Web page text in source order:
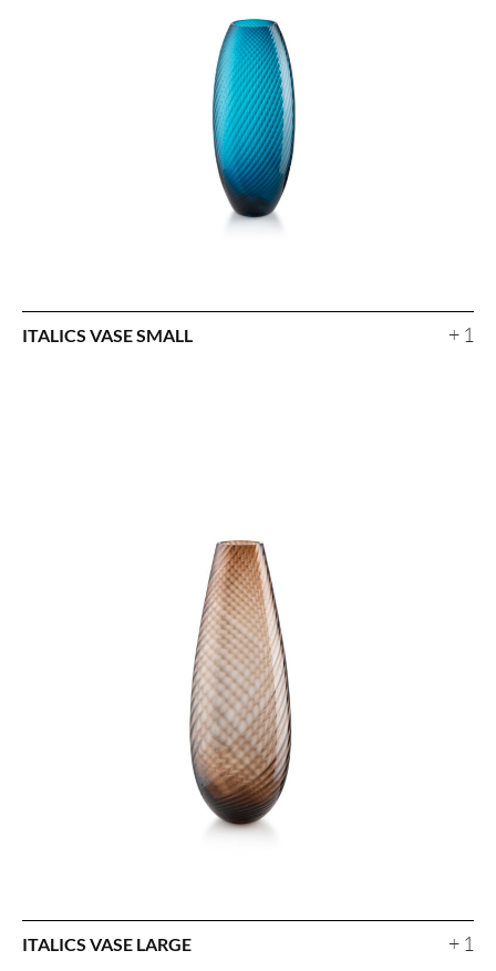
ITALICS VASE SMALL + 1
ITALICS VASE LARGE + 1